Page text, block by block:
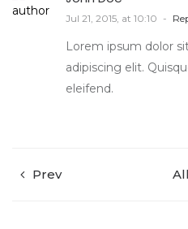
Jul 21, 2015, at 10:10 -
Lorem ipsum dolor
adipiscing elit.
eleifend.
Prev All